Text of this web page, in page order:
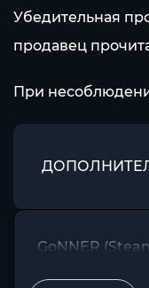
Убедительная
продавец
При
GoNNER